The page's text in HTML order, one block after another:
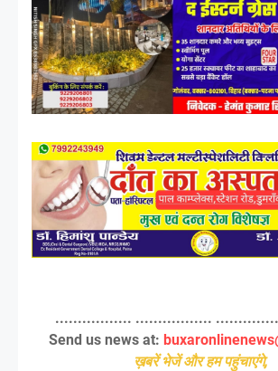
................. .................
Send us news at:
ख़बरें भेजें और हम पहुंचाएंगे,